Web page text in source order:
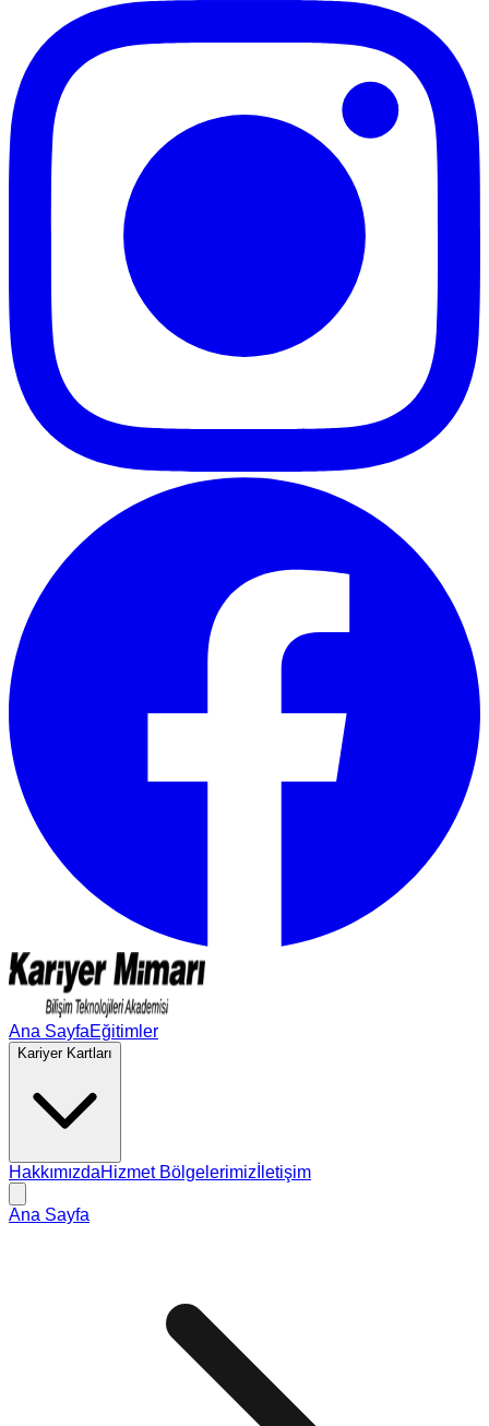
Ana SayfaEğitimler
Kariyer Kartları
HakkımızdaHizmet Bölgelerimiz İletişim
Ana Sayfa